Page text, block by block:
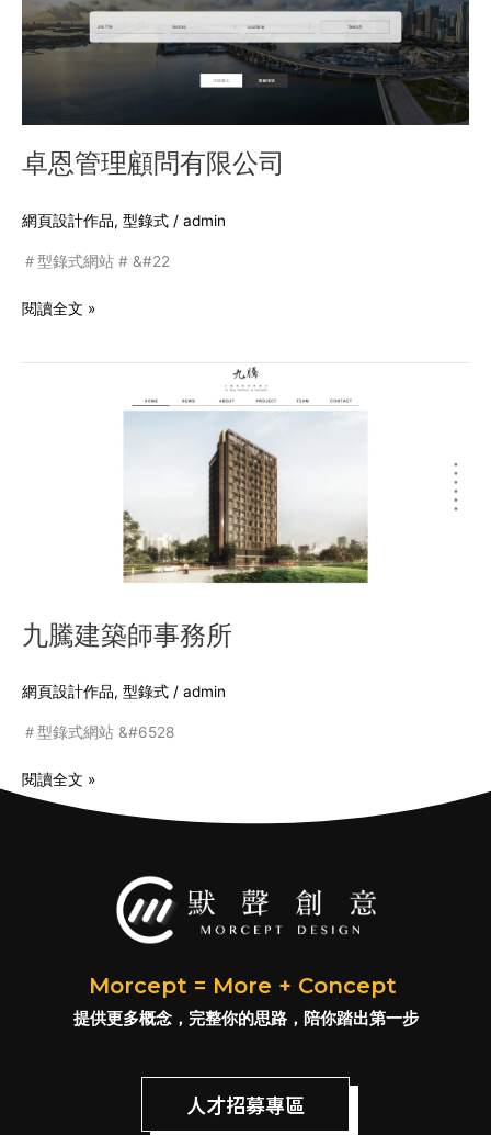
卓恩管理顧問有限公司
網頁設計作品, 型錄式 / admin
＃型錄式網站 # &#22
問
有
閱讀全文 »
九騰建築師事務所
網頁設計作品, 型錄式 / admin
＃型錄式網站 &#6528
閱讀全文 »
Morcept = More + Concept
提供更多概念，完整你的思路，陪你踏出第一步
人才招募專區